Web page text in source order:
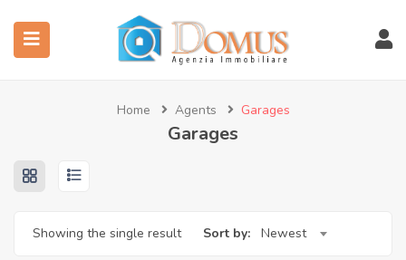
Home Agents Garages
Garages
Showing the single result Sort by: Newest